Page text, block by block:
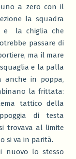
a zero con il
la squadra
e la chiglia che
passare di
ma il mare
e la palla
anche in poppa,
la frittata:
tattico della
di testa
trovava al limite
si va in parità.
nuovo lo stesso